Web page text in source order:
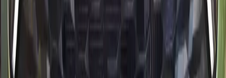
Delikatne mycie i higiena wnętrza utrzymują kabinę w
świetnym stanie mimo wilgoci nad oceanem.
Elastyczny kilometraż na trasy wybrzeżem
Wynajem Kia obejmuje hojny kilometraż, aby dojechać do
Essaouiry lub Paradise Valley bez stresu.